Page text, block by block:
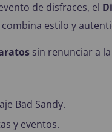
de disfraces, el
estilo y
sin renunciar a
Bad Sandy.
y eventos.